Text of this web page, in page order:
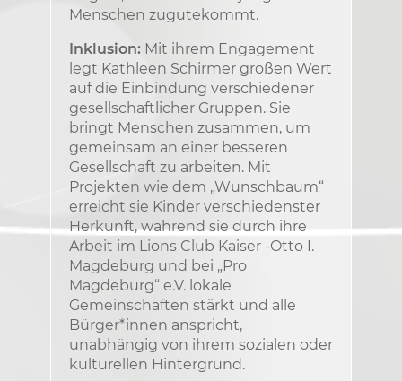
Menschen zugutekommt.
Inklusion: Mit ihrem Engagement
legt Kathleen Schirmer großen Wert
auf die Einbindung verschiedener
gesellschaftlicher Gruppen. Sie
bringt Menschen zusammen, um
gemeinsam an einer besseren
Gesellschaft zu arbeiten. Mit
Projekten wie dem „Wunschbaum“
erreicht sie Kinder verschiedenster
Herkunft, während sie durch ihre
Arbeit im Lions Club Kaiser -Otto I.
Magdeburg und bei „Pro
Magdeburg“ e.V. lokale
Gemeinschaften stärkt und alle
Bürger*innen anspricht,
unabhängig von ihrem sozialen oder
kulturellen Hintergrund.